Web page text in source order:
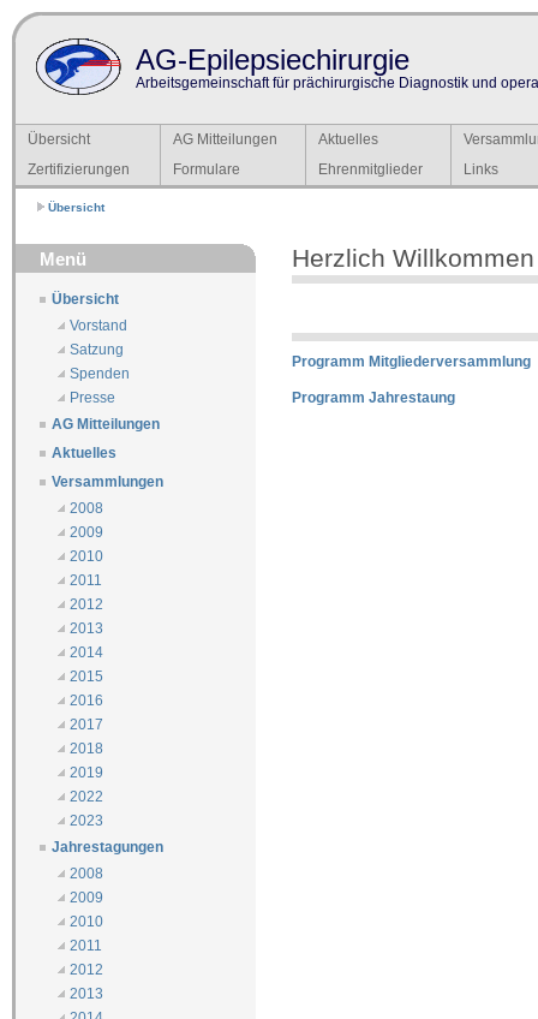
AG-Epilepsiechirurgie
Arbeitsgemeinschaft für prächirurgische Diagnostik und
Übersicht AG Mitteilungen Aktuelles
Zertifizierungen
Formulare Ehrenmitglieder Links
Übersicht
Menü
Übersicht
Vorstand
Satzung
Spenden
Presse
AG Mitteilungen
Aktuelles
Versammlungen
2008
2009
2010
2011
2012
2013
2014
2015
2016
2017
2018
2019
2022
2023
Jahrestagungen
2008
2009
2010
2011
2012
2013
Herzlich Willkommen
Programm Mitgliederversammlung
Programm Jahrestaung